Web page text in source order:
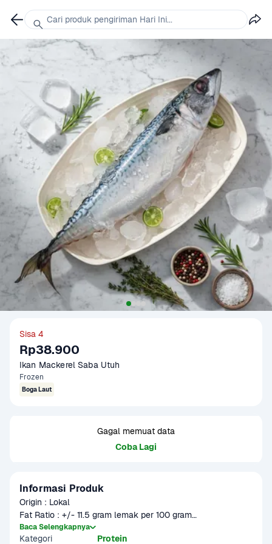
Sisa 4
Rp38.900
Ikan Mackerel Saba Utuh
Frozen
Boga Laut
Gagal memuat data
Coba Lagi
Informasi Produk
Origin : Lokal
Fat Ratio : +/- 11.5 gram lemak per 100 gram
Gramation :  500 gram & 1000 gram
Glazing : 5-10%
Baca Selengkapnya
Kategori Protein
Cari produk pengiriman Hari Ini...